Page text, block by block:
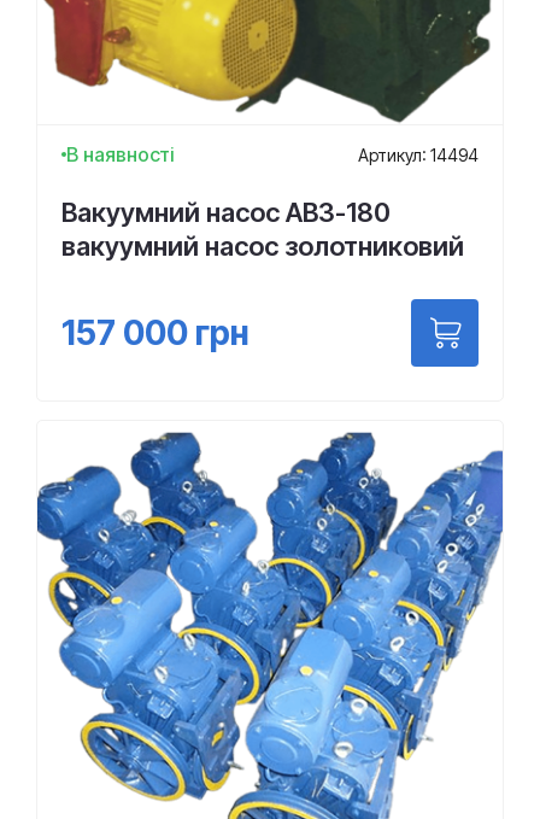
В наявності Артикул: 14494
Вакуумний насос АВЗ-180
вакуумний насос золотниковий
157 000 грн